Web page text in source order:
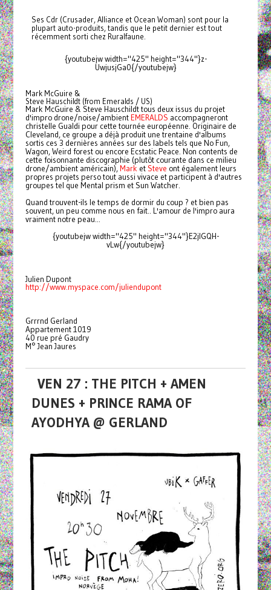
Ses Cdr (Crusader, Alliance et Ocean Woman) sont pour la
plupart auto-produits, tandis que le petit dernier est tout
récemment sorti chez Ruralfaune.
{youtubejw width="425" height="344"}z-
UwjusjGa0{/youtubejw}
Mark McGuire &
Steve Hauschildt (from Emeralds / US)
Mark McGuire & Steve Hauschildt tous deux issus du projet
d'impro drone/noise/ambientEMERALDS accompagneront
christelle Gualdi pour cette tournée européenne. Originaire de
Cleveland, ce groupe a déjà produit une trentaine d'albums
sortis ces 3 dernières années sur des labels tels que No Fun,
Wagon, Weird forest ou encore Ecstatic Peace. Non contents de
cette foisonnante discographie (plutôt courante dans ce milieu
drone/ambient américain),Mark et Steve ont également leurs
propres projets perso tout aussi vivace et participent à d'autres
groupes tel que Mental prism et Sun Watcher.
Quand trouvent-ils le temps de dormir du coup ? et bien pas
souvent, un peu comme nous en fait.. L'amour de l'impro aura
vraiment notre peau...
{youtubejw width="425" height="344"}E2jlGQH-
vLw{/youtubejw}
Julien Dupont
http://www.myspace.com/juliendupont
Grrrnd Gerland
Appartement 1019
40 rue pré Gaudry
M° Jean Jaures
VEN 27 : THE PITCH + AMEN
DUNES + PRINCE RAMA OF
AYODHYA @ GERLAND